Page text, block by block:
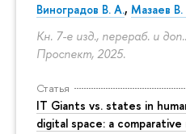
Виноградов В. А., Мазаев
Кн. 7-е изд., перераб. и
Проспект, 2025.
Статья
IT Giants vs. states in
digital space: a comparative